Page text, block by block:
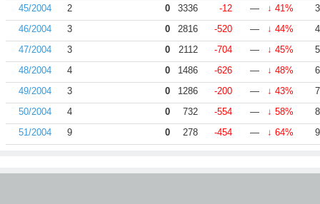
45/2004
2 0 3336 -12 — ↓ 41%
3
46/2004
3 0 2816 -520 — ↓ 44%
4
47/2004
3 0 2112 -704 — ↓ 45%
5
48/2004
4 0 1486 -626 — ↓ 48%
6
49/2004
3 0 1286 -200 — ↓ 43%
7
50/2004
4 0 732 -554 — ↓ 58%
8
51/2004
9 0 278 -454 — ↓ 64% 9